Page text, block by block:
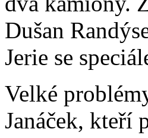
Dušan
Jerie se
Velké
Janáček, kteří